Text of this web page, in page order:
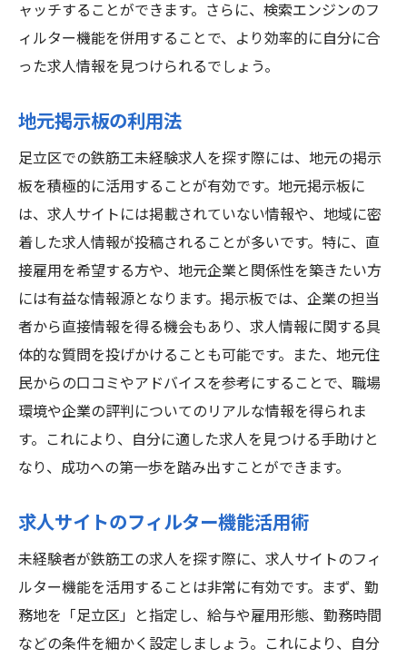
ャッチすることができます。さらに、検索エンジンのフ
ィルター機能を併用することで、より効率的に自分に合
った求人情報を見つけられるでしょう。
地元掲示板の利用法
足立区での鉄筋工未経験求人を探す際には、地元の掲示
板を積極的に活用することが有効です。地元掲示板に
は、求人サイトには掲載されていない情報や、地域に密
着した求人情報が投稿されることが多いです。特に、直
接雇用を希望する方や、地元企業と関係性を築きたい方
には有益な情報源となります。掲示板では、企業の担当
者から直接情報を得る機会もあり、求人情報に関する具
体的な質問を投げかけることも可能です。また、地元住
民からの口コミやアドバイスを参考にすることで、職場
環境や企業の評判についてのリアルな情報を得られま
す。これにより、自分に適した求人を見つける手助けと
なり、成功への第一歩を踏み出すことができます。
求人サイトのフィルター機能活用術
未経験者が鉄筋工の求人を探す際に、求人サイトのフィ
ルター機能を活用することは非常に有効です。まず、勤
務地を「足立区」と指定し、給与や雇用形態、勤務時間
などの条件を細かく設定しましょう。これにより、自分